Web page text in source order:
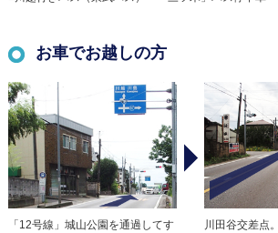
お車でお越しの方
「12号線」城山公園を通過してす
川田谷交差点。